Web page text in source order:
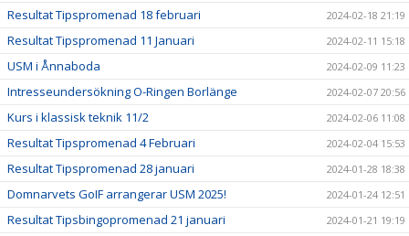
Resultat Tipspromenad 18 februari 2024-02-18 21:19
Resultat Tipspromenad 11 Januari 2024-02-11 15:18
USM i Ånnaboda 2024-02-09 11:23
Intresseundersökning O-Ringen Borlänge 2024-02-07 20:56
Kurs i klassisk teknik 11/2 2024-02-06 11:08
Resultat Tipspromenad 4 Februari 2024-02-04 15:53
Resultat Tipspromenad 28 januari 2024-01-28 18:38
Domnarvets GoIF arrangerar USM 2025! 2024-01-24 12:51
Resultat Tipsbingopromenad 21 januari 2024-01-21 19:19